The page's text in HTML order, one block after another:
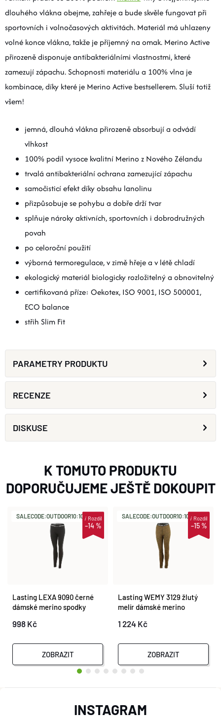
dlouhého vlákna obejme, zahřeje a bude skvěle fungovat při
sportovních i volnočasových aktivitách. Materiál má uhlazeny
volné konce vlákna, takže je příjemný na omak. Merino Active
přirozeně disponuje antibakteriálními vlastnostmi, které
zamezují zápachu. Schopnosti materiálu a 100% vlna je
kombinace, díky které je Merino Active bestsellerem. Sluší totiž
všem!
jemná, dlouhá vlákna přirozeně absorbují a odvádí
vlhkost
100% podíl vysoce kvalitní Merino z Nového Zélandu
trvalá antibakteriální ochrana zamezující zápachu
samočisticí efekt díky obsahu lanolinu
přizpůsobuje se pohybu a dobře drží tvar
splňuje nároky aktivních, sportovních i dobrodružných
povah
po celoroční použití
výborná termoregulace, v zimě hřeje a v létě chladí
ekologický materiál biologicky rozložitelný a obnovitelný
certifikovaná příze: Oekotex, ISO 9001, ISO 500001,
ECO balance
střih Slim Fit
PARAMETRY PRODUKTU
RECENZE
DISKUSE
K TOMUTO PRODUKTU
DOPORUČUJEME JEŠTĚ DOKOUPIT
SALECODE:OUTDOOR10:10:%
–14 %
iRozdíl
Lasting LEXA 9090 černé
dámské merino spodky
998 Kč
ZOBRAZIT
SALECODE:OUTDOOR10:10:%
–15 %
iRozdíl
Lasting WEMY 3129 žlutý
melír dámské merino
1 224 Kč
ZOBRAZIT
INSTAGRAM